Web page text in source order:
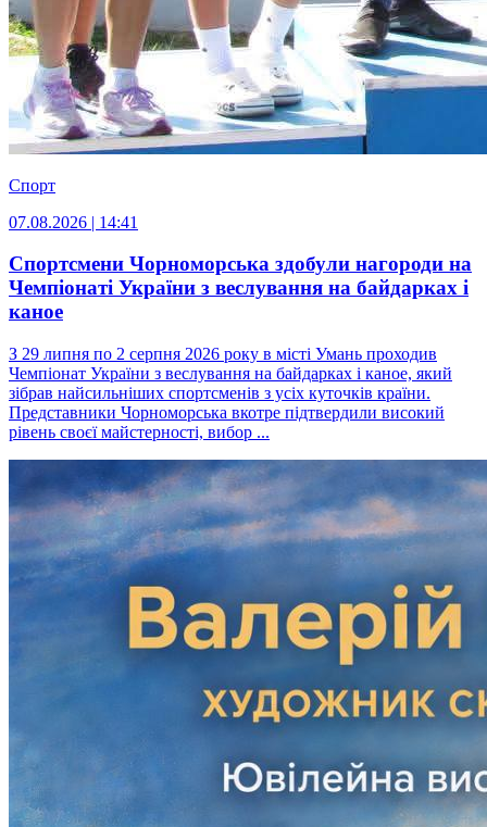
Спорт
07.08.2026 | 14:41
Спортсмени Чорноморська здобули нагороди на
Чемпіонаті України з веслування на байдарках і
каное
З 29 липня по 2 серпня 2026 року в місті Умань проходив
Чемпіонат України з веслування на байдарках і каное, який
зібрав найсильніших спортсменів з усіх куточків країни.
Представники Чорноморська вкотре підтвердили високий
рівень своєї майстерності, вибор ...